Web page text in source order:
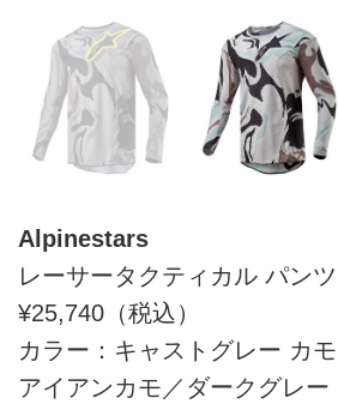
Alpinestars
レーサータクティカル パンツ
¥25,740（税込）
カラー：キャストグレー カモ
アイアンカモ／ダークグレー